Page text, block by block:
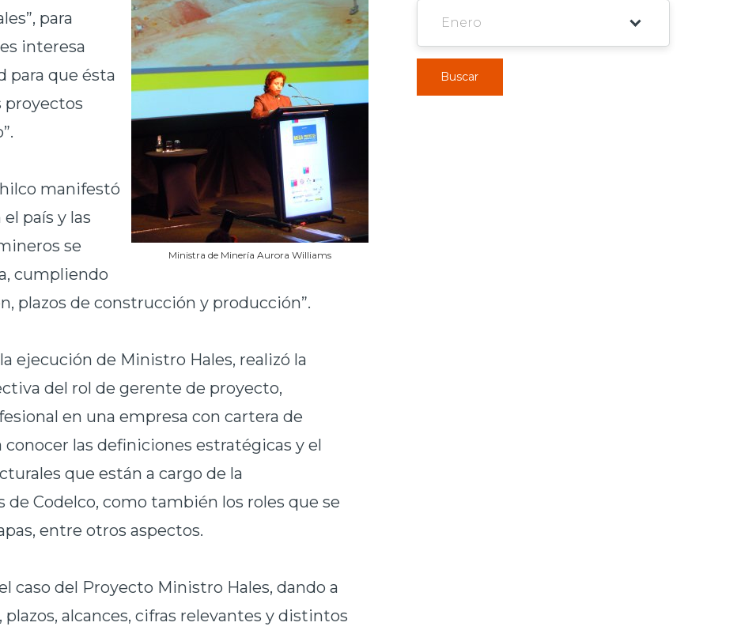
Ministra de Minería Aurora Williams
para
interesa
para que ésta
proyectos
manifestó
país y las
se
cumpliendo
plazos de construcción y producción”.
ejecución de Ministro Hales, realizó la
del rol de gerente de proyecto,
en una empresa con cartera de
conocer las definiciones estratégicas y el
que están a cargo de la
Codelco, como también los roles que se
entre otros aspectos.
caso del Proyecto Ministro Hales, dando a
alcances, cifras relevantes y distintos
Buscar